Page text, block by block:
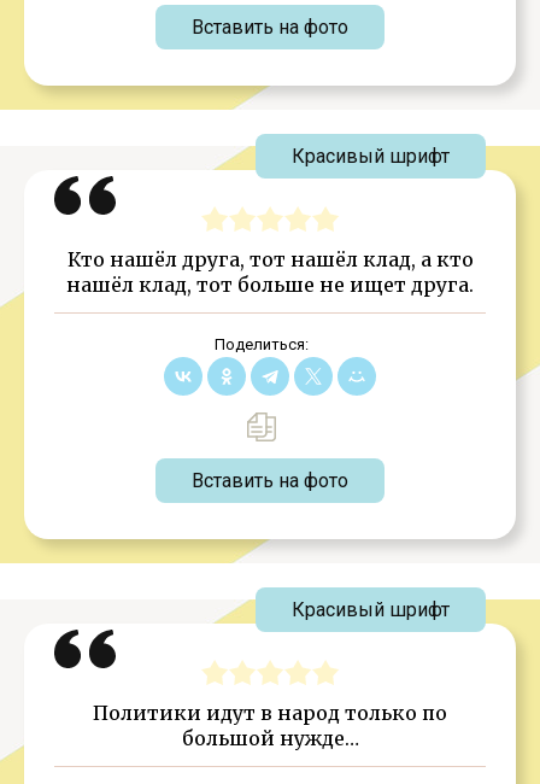
Вставить на фото
Кто нашёл друга, тот нашёл клад, а кто
нашёл клад, тот больше не ищет друга.
Поделиться:
Вставить на фото
Красивый шрифт
Политики идут в народ только по
большой нужде…
Красивый шрифт